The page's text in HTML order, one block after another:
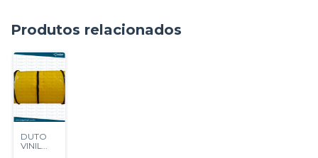
Produtos relacionados
DUTO
VINIL